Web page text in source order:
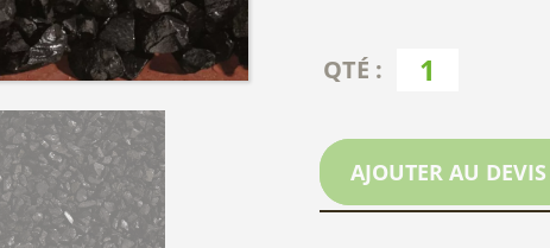
AJOUTER AU DEVIS